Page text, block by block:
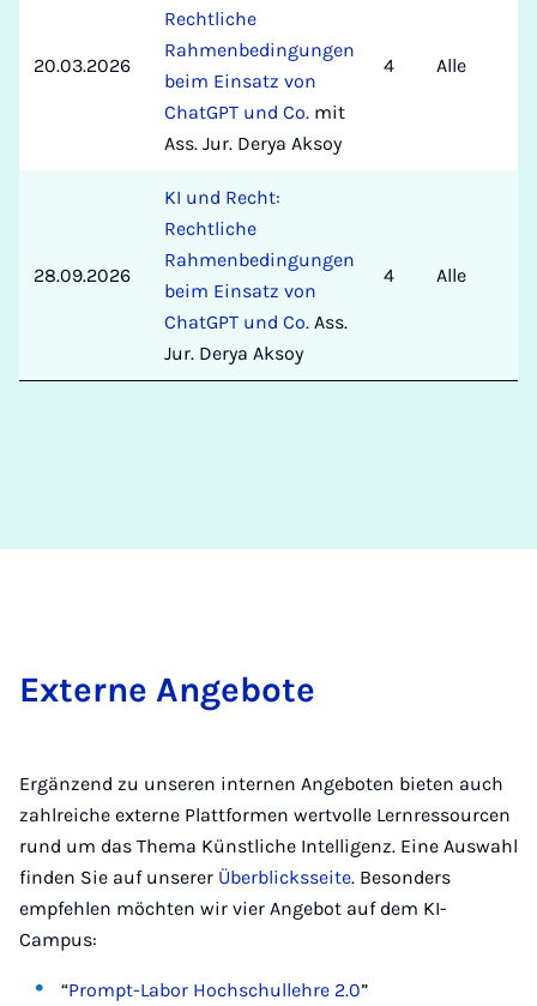
20.03.2026
Rechtliche
Rahmenbedingungen
beim Einsatz von
ChatGPT und Co. mit
Ass. Jur. Derya Aksoy
4 Alle
28.09.2026
KI und Recht:
Rechtliche
Rahmenbedingungen
beim Einsatz von
ChatGPT und Co. Ass.
Jur. Derya Aksoy
4 Alle
Ex­terne An­ge­bote
Ergänzend zu unseren internen Angeboten bieten auch
zahlreiche externe Plattformen wertvolle Lernressourcen
rund um das Thema Künstliche Intelligenz. Eine Auswahl
finden Sie auf unserer Überblicksseite. Besonders
empfehlen möchten wir vier Angebot auf dem KI-
Campus:
“Prompt-Labor Hochschullehre 2.0”